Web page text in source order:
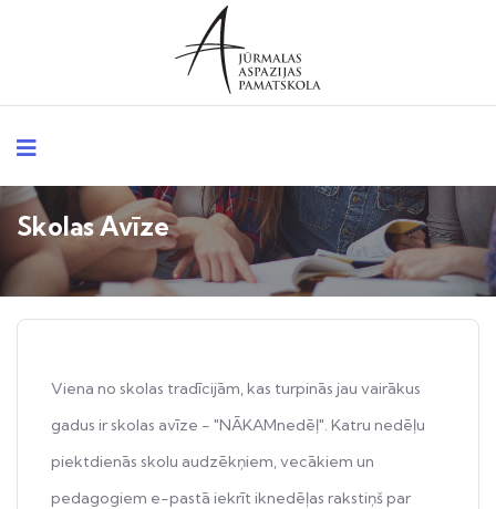
Skolas Avīze
Viena no skolas tradīcijām, kas turpinās jau vairākus
gadus ir skolas avīze - "NĀKAMnedēļ". Katru nedēļu
piektdienās skolu audzēkņiem, vecākiem un
pedagogiem e-pastā iekrīt iknedēļas rakstiņš par